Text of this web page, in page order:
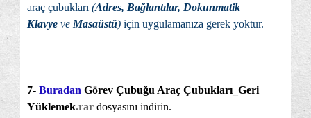
araç çubukları (Adres, Bağlantılar, Dokunmatik
Klavye ve Masaüstü) için uygulamanıza gerek yoktur.
7- Buradan Görev Çubuğu Araç Çubukları_Geri
Yüklemek.rar dosyasını indirin.